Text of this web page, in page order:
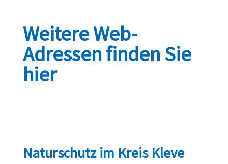
Weitere Web-
Adressen finden Sie
hier
Naturschutz im Kreis Kleve